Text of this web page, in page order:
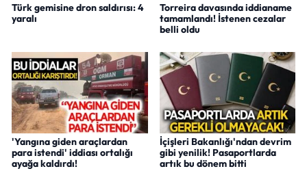
Türk gemisine dron saldırısı: 4
yaralı
Torreira davasında iddianame
tamamlandı! İstenen cezalar
belli oldu
'Yangına giden araçlardan
para istendi' iddiası ortalığı
ayağa kaldırdı!
İçişleri Bakanlığı'ndan devrim
gibi yenilik! Pasaportlarda
artık bu dönem bitti